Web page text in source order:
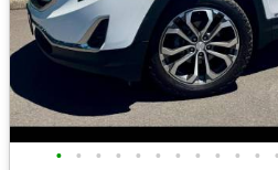
• • • • • • • • • • • •